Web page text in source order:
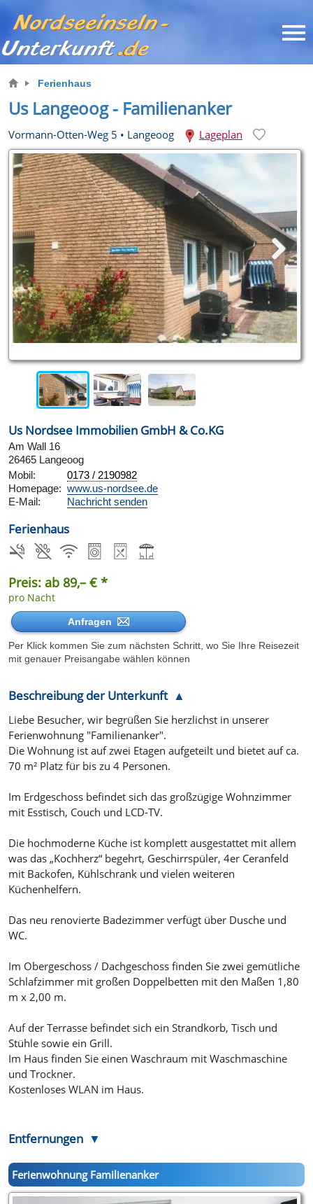
Ferienhaus
Us Langeoog - Familienanker
Vormann-Otten-Weg 5 • Langeoog Lageplan
Us Nordsee Immobilien GmbH & Co.KG
Am Wall 16
26465 Langeoog
Mobil:
0173 / 2190982
Homepage: www.us-nordsee.de
E-Mail:
Nachricht senden
Ferienhaus
Preis: ab 89,– € *
pro Nacht
Anfragen
Per Klick kommen Sie zum nächsten Schritt, wo Sie Ihre Reisezeit
mit genauer Preisangabe wählen können
Beschreibung der Unterkunft
Liebe Besucher, wir begrüßen Sie herzlichst in unserer
Ferienwohnung "Familienanker".
Die Wohnung ist auf zwei Etagen aufgeteilt und bietet auf ca.
70 m² Platz für bis zu 4 Personen.
Im Erdgeschoss befindet sich das großzügige Wohnzimmer
mit Esstisch, Couch und LCD-TV.
Die hochmoderne Küche ist komplett ausgestattet mit allem
was das „Kochherz“ begehrt, Geschirrspüler, 4er Ceranfeld
mit Backofen, Kühlschrank und vielen weiteren
Küchenhelfern.
Das neu renovierte Badezimmer verfügt über Dusche und
WC.
Im Obergeschoss / Dachgeschoss finden Sie zwei gemütliche
Schlafzimmer mit großen Doppelbetten mit den Maßen 1,80
m x 2,00 m.
Auf der Terrasse befindet sich ein Strandkorb, Tisch und
Stühle sowie ein Grill.
Im Haus finden Sie einen Waschraum mit Waschmaschine
und Trockner.
Kostenloses WLAN im Haus.
Entfernungen
Ferienwohnung Familienanker